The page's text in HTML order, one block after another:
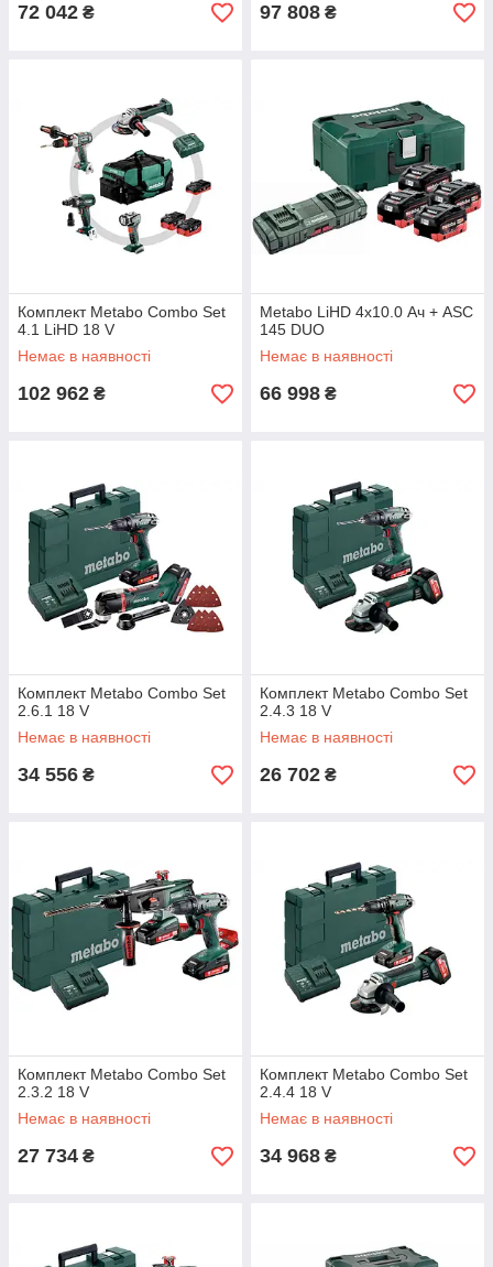
72 042 ₴ 97 808 ₴
Комплект Metabo Combo Set
4.1 LiHD 18 V
Немає в наявності
102 962 ₴
Metabo LiHD 4x10.0 Ач + ASC
145 DUO
Немає в наявності
66 998 ₴
Комплект Metabo Combo Set
2.6.1 18 V
Немає в наявності
34 556 ₴
Комплект Metabo Combo Set
2.4.3 18 V
Немає в наявності
26 702 ₴
Комплект Metabo Combo Set
2.3.2 18 V
Немає в наявності
27 734 ₴
Комплект Metabo Combo Set
2.4.4 18 V
Немає в наявності
34 968 ₴